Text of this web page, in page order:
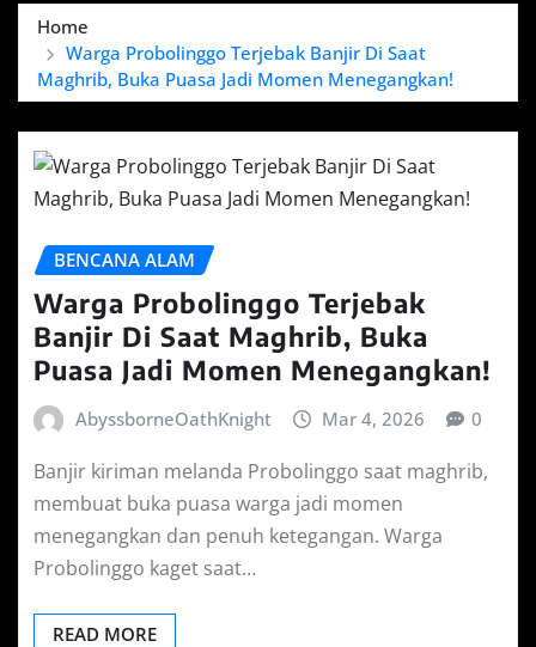
Home
Warga Probolinggo Terjebak Banjir Di Saat
Maghrib, Buka Puasa Jadi Momen Menegangkan!
BENCANA ALAM
Warga Probolinggo Terjebak
Banjir Di Saat Maghrib, Buka
Puasa Jadi Momen Menegangkan!
AbyssborneOathKnight Mar 4, 2026 0
Banjir kiriman melanda Probolinggo saat maghrib,
membuat buka puasa warga jadi momen
menegangkan dan penuh ketegangan. Warga
Probolinggo kaget saat…
READ MORE